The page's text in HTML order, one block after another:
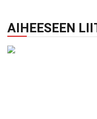
AIHEESEEN